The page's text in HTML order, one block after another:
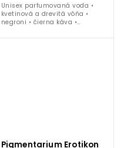
Unisex parfumovaná voda •
kvetinová a drevitá vôňa •
negroni • čierna káva •
santalové drevo • jeseň - jar •
Pigmentarium Erotikon